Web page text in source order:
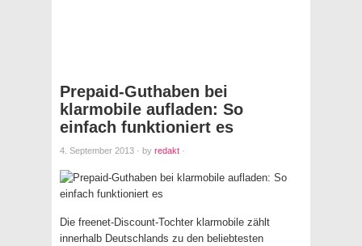
Prepaid-Guthaben bei
klarmobile aufladen: So
einfach funktioniert es
4. September 2013 · by redakt ·
Die freenet-Discount-Tochter klarmobile zählt
innerhalb Deutschlands zu den beliebtesten